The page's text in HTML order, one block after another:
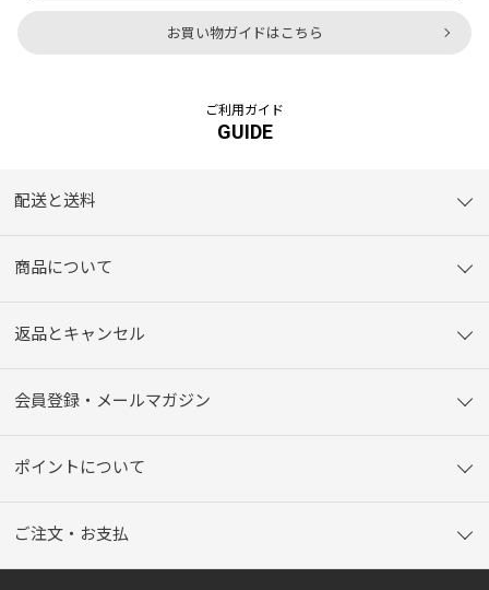
お買い物ガイドはこちら
ご利用ガイド
GUIDE
配送と送料
商品について
返品とキャンセル
会員登録・メールマガジン
ポイントについて
ご注文・お支払